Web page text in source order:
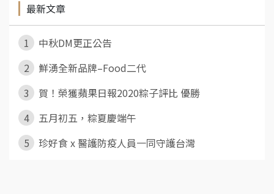
最新文章
1
中秋DM更正公告
2
鮮湧全新品牌–Food二代
3
賀！榮獲蘋果日報2020粽子評比 優勝
4
五月初五，粽夏慶端午
5
珍好食 x 醫護防疫人員一同守護台灣